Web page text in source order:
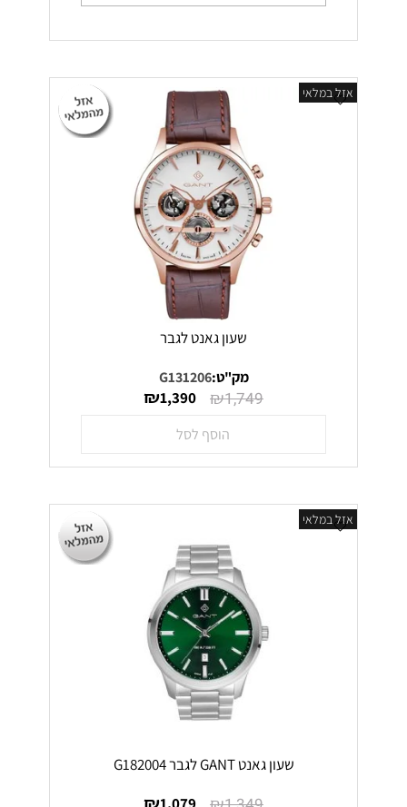
אזל במלאי
שעון גאנט לגבר
מק"ט:G131206
₪1,749
₪1,390
הוסף לסל
אזל במלאי
שעון גאנט GANT לגבר G182004